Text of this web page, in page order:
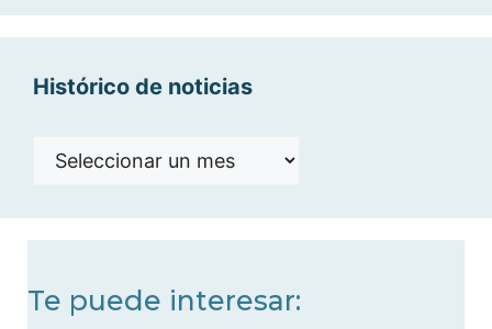
Histórico de noticias
Histórico
Te puede interesar: